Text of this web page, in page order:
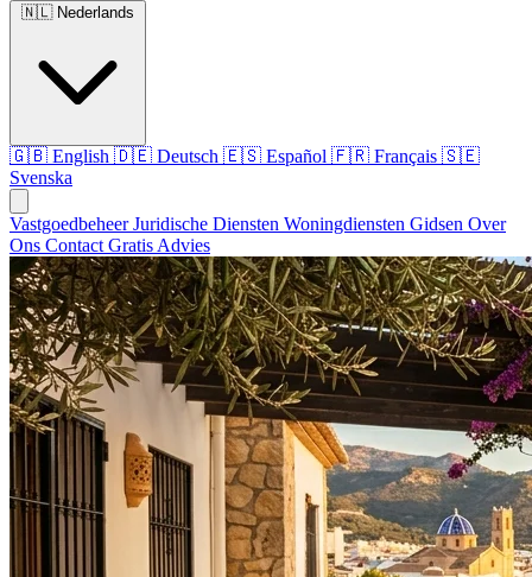
🇳🇱 Nederlands
🇬🇧 English 🇩🇪 Deutsch 🇪🇸 Español 🇫🇷 Français 🇸🇪
Svenska
VastgoedbeheerJuridische Diensten Woningdiensten Gidsen Over
Ons Contact Gratis Advies